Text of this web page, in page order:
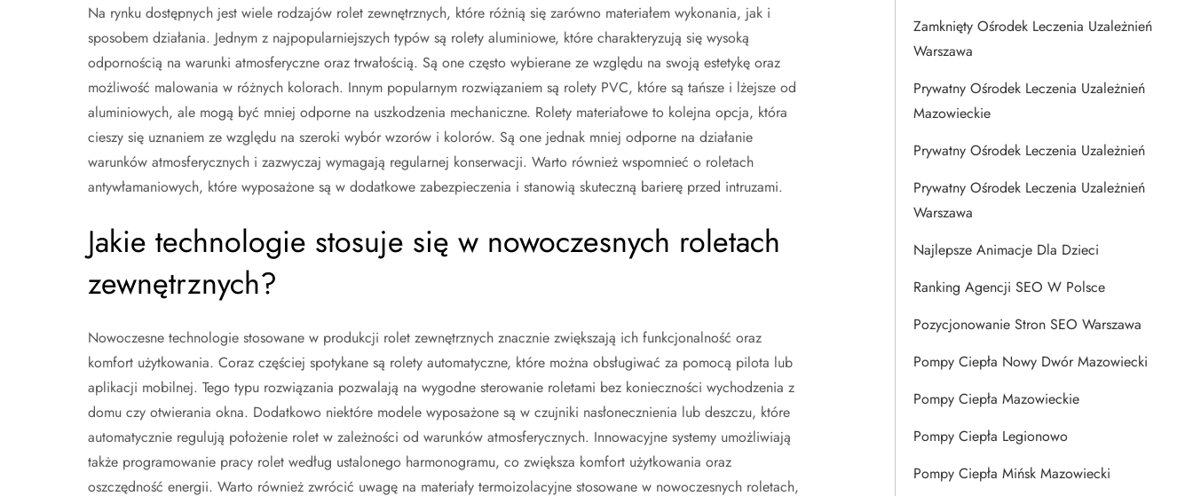
Na rynku dostępnych jest wiele rodzajów rolet zewnętrznych, które różnią się zarówno materiałem wykonania, jak i
sposobem działania. Jednym z najpopularniejszych typów są rolety aluminiowe, które charakteryzują się wysoką
odpornością na warunki atmosferyczne oraz trwałością. Są one często wybierane ze względu na swoją estetykę oraz
możliwość malowania w różnych kolorach. Innym popularnym rozwiązaniem są rolety PVC, które są tańsze i lżejsze od
aluminiowych, ale mogą być mniej odporne na uszkodzenia mechaniczne. Rolety materiałowe to kolejna opcja, która
cieszy się uznaniem ze względu na szeroki wybór wzorów i kolorów. Są one jednak mniej odporne na działanie
warunków atmosferycznych i zazwyczaj wymagają regularnej konserwacji. Warto również wspomnieć o roletach
antywłamaniowych, które wyposażone są w dodatkowe zabezpieczenia i stanowią skuteczną barierę przed intruzami.
Jakie technologie stosuje się w nowoczesnych roletach
zewnętrznych?
Nowoczesne technologie stosowane w produkcji rolet zewnętrznych znacznie zwiększają ich funkcjonalność oraz
komfort użytkowania. Coraz częściej spotykane są rolety automatyczne, które można obsługiwać za pomocą pilota lub
aplikacji mobilnej. Tego typu rozwiązania pozwalają na wygodne sterowanie roletami bez konieczności wychodzenia z
domu czy otwierania okna. Dodatkowo niektóre modele wyposażone są w czujniki nasłonecznienia lub deszczu, które
automatycznie regulują położenie rolet w zależności od warunków atmosferycznych. Innowacyjne systemy umożliwiają
także programowanie pracy rolet według ustalonego harmonogramu, co zwiększa komfort użytkowania oraz
oszczędność energii. Warto również zwrócić uwagę na materiały termoizolacyjne stosowane w nowoczesnych roletach,
Zamknięty Ośrodek Leczenia Uzależnień
Warszawa
Prywatny Ośrodek Leczenia Uzależnień
Mazowieckie
Prywatny Ośrodek Leczenia Uzależnień
Prywatny Ośrodek Leczenia Uzależnień
Warszawa
Najlepsze Animacje Dla Dzieci
Ranking Agencji SEO W Polsce
Pozycjonowanie Stron SEO Warszawa
Pompy Ciepła Nowy Dwór Mazowiecki
Pompy Ciepła Mazowieckie
Pompy Ciepła Legionowo
Pompy Ciepła Mińsk Mazowiecki